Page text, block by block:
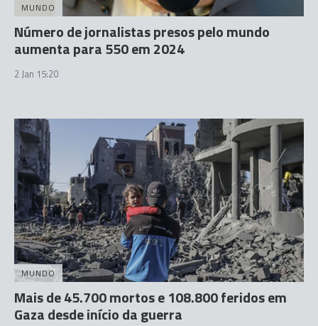
MUNDO
Número de jornalistas presos pelo mundo
aumenta para 550 em 2024
2 Jan 15:20
MUNDO
Mais de 45.700 mortos e 108.800 feridos em
Gaza desde início da guerra